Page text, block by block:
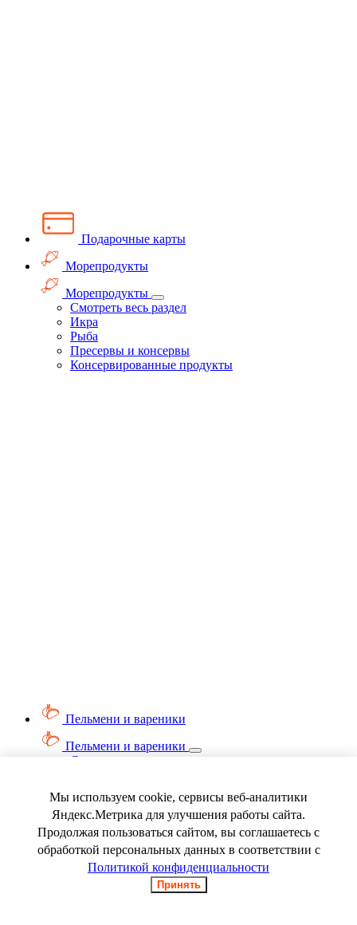
Подарочные карты
Морепродукты
Морепродукты
Смотреть весь раздел
Икра
Рыба
Пресервы и консервы
Консервированные продукты
Пельмени и вареники
Пельмени и вареники
Смотреть весь раздел
Ягода замороженная
Мы используем cookie, сервисы веб-аналитики
Яндекс.Метрика для улучшения работы сайта.
Продолжая пользоваться сайтом, вы соглашаетесь с
обработкой персональных данных в соответствии с
Политикой конфиденциальности
Принять